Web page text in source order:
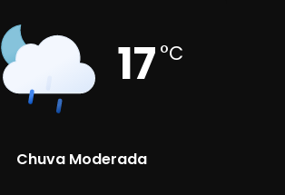
17 °C
Chuva Moderada